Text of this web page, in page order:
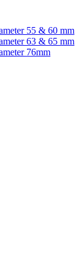
55 & 60 mm
63 & 65 mm
76mm